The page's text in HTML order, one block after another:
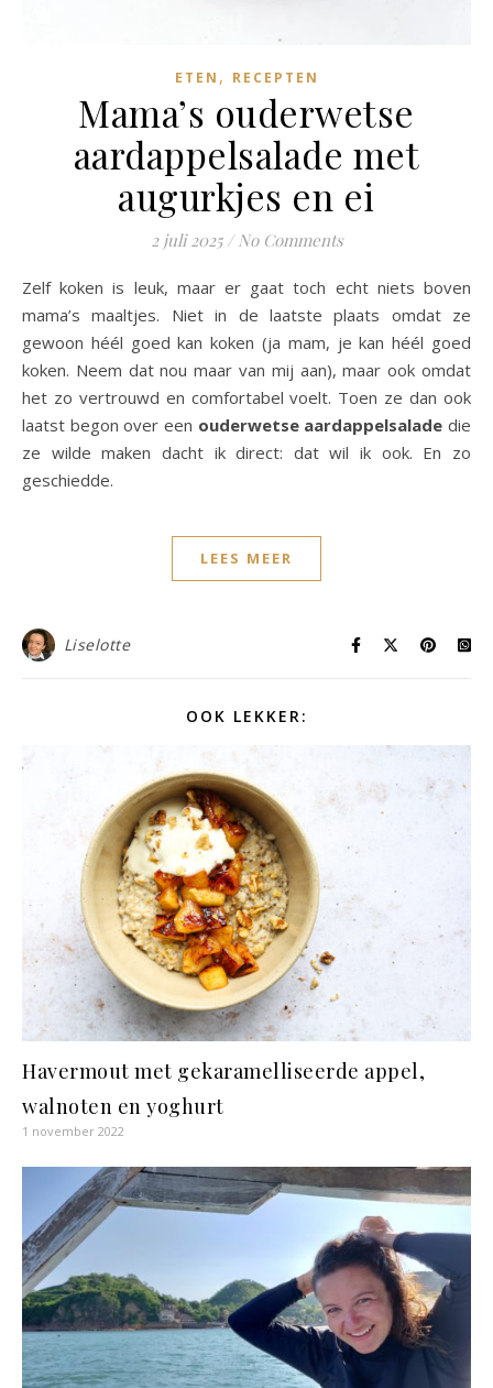
ETEN , RECEPTEN
Mama’s ouderwetse
aardappelsalade met
augurkjes en ei
2 juli 2025 / No Comments
Zelf koken is leuk, maar er gaat toch echt niets boven
mama’s maaltjes. Niet in de laatste plaats omdat ze
gewoon héél goed kan koken (ja mam, je kan héél goed
koken. Neem dat nou maar van mij aan), maar ook omdat
het zo vertrouwd en comfortabel voelt. Toen ze dan ook
laatst begon over een ouderwetse aardappelsalade die
ze wilde maken dacht ik direct: dat wil ik ook. En zo
geschiedde.
LEES MEER
Liselotte
OOK LEKKER:
Havermout met gekaramelliseerde appel,
walnoten en yoghurt
1 november 2022